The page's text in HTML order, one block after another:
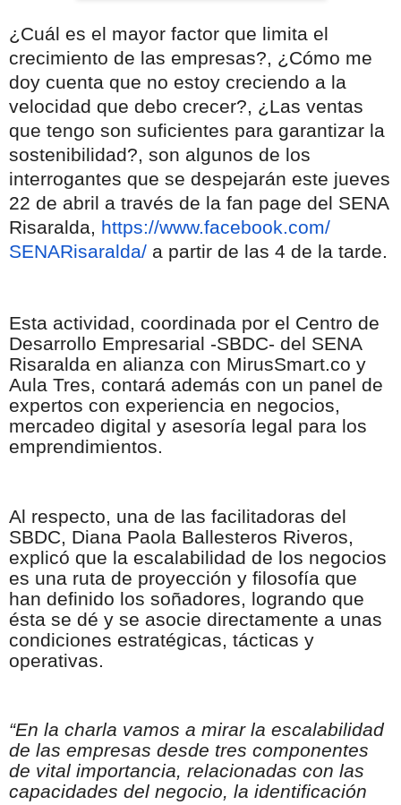
¿Cuál es el mayor factor que limita el
crecimiento de las empresas?, ¿Cómo me
doy cuenta que no estoy creciendo a la
velocidad que debo crecer?, ¿Las ventas
que tengo son suficientes para garantizar la
sostenibilidad?, son algunos de los
interrogantes que se despejarán este jueves
22 de abril a través de la fan page del SENA
Risaralda, https://www.facebook.com/
SENARisaralda/ a partir de las 4 de la tarde.
Esta actividad, coordinada por el Centro de
Desarrollo Empresarial -SBDC- del SENA
Risaralda en alianza con MirusSmart.co y
Aula Tres, contará además con un panel de
expertos con experiencia en negocios,
mercadeo digital y asesoría legal para los
emprendimientos.
Al respecto, una de las facilitadoras del
SBDC, Diana Paola Ballesteros Riveros,
explicó que la escalabilidad de los negocios
es una ruta de proyección y filosofía que
han definido los soñadores, logrando que
ésta se dé y se asocie directamente a unas
condiciones estratégicas, tácticas y
operativas.
“En la charla vamos a mirar la escalabilidad
de las empresas desde tres componentes
de vital importancia, relacionadas con las
capacidades del negocio, la identificación